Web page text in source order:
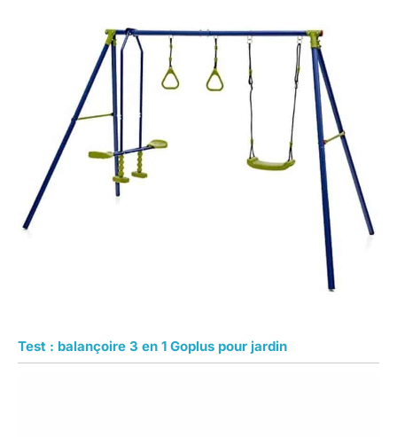
Test : balançoire 3 en 1 Goplus pour jardin